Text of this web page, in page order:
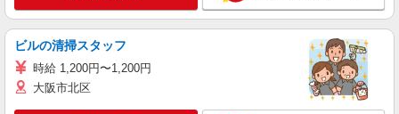
ビルの清掃スタッフ
時給 1,200円〜1,200円
大阪市北区